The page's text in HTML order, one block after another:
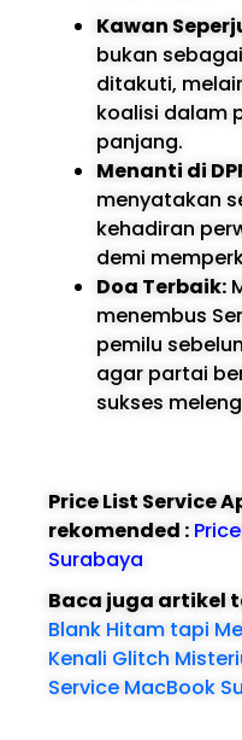
Kawan
bukan
ditakuti,
koalisi dalam
panjang.
Menanti di
menyatakan
kehadiran
demi
Doa Terbaik:
menembus
pemilu
agar partai
sukses
Price List Service
rekomended :
Surabaya
Baca juga artikel
Blank Hitam tapi
Kenali Glitch
Service MacBook